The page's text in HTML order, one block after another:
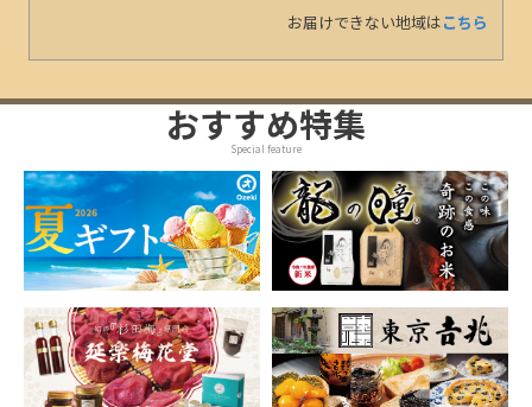
お届けできない地域はこちら
おすすめ特集
Special feature